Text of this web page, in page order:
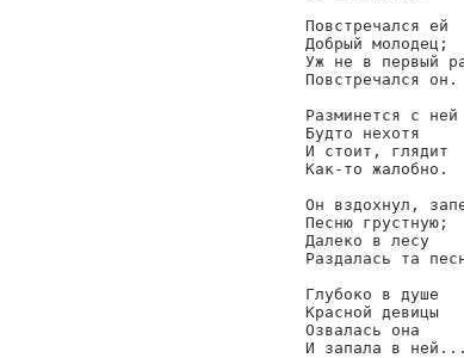
Повстречался ей
Добрый молодец;
Уж не в первый
Повстречался он.
Разминется с ней
Будто нехотя
И стоит, глядит
Как-то жалобно.
Он вздохнул,
Песню грустную;
Далеко в лесу
Раздалась та
Глубоко в душе
Красной девицы
Озвалась она
И запала в ней...